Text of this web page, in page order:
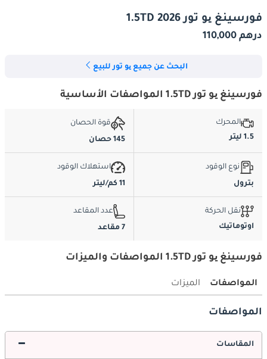
فورسينغ یو تور 1.5TD 2026
درهم 110,000
البحث عن جميع یو تور للبيع
فورسينغ یو تور 1.5TD المواصفات الأساسية
المحرك
1.5 ليتر
قوة الحصان
145 حصان
نوع الوقود
بترول
استهلاك الوقود
11 كم/ليتر
نقل الحركة
اوتوماتيك
عدد المقاعد
7 مقاعد
فورسينغ یو تور 1.5TD المواصفات والميزات
المواصفات الميزات
المواصفات
المقاسات